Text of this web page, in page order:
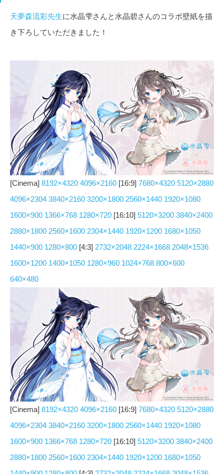
天夢森流彩先生に水晶雫さんと水晶碧さんのコラボ壁紙を描
き下ろしていただきました！
[Cinema] 8192×4320 4096×2160 [16:9] 7680×4320 5120×2880
4096×2304 3840×2160 3200×1800 2560×1440 1920×1080
1600×900 1366×768 1280×720 [16:10] 5120×3200 3840×2400
2880×1800 2560×1600 2304×1440 1920×1200 1680×1050
1440×900 1280×800 [4:3] 2732×2048 2224×1668 2048×1536
1600×1200 1400×1050 1280×960 1024×768 800×600
640×480
[Cinema] 8192×4320 4096×2160 [16:9] 7680×4320 5120×2880
4096×2304 3840×2160 3200×1800 2560×1440 1920×1080
1600×900 1366×768 1280×720 [16:10] 5120×3200 3840×2400
2880×1800 2560×1600 2304×1440 1920×1200 1680×1050